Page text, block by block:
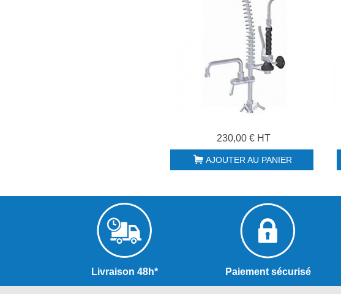
230,00 € HT
AJOUTER AU PANIER
Livraison 48h* Paiement sécurisé